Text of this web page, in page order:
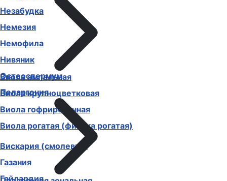
Виола ампельная
Виола крупноцветковая
Виола гофрированная
Виола рогатая (фиалка рогатая)
Вискария (смолевка)
Газания
Гайлардия
Незабудка
Немезия
Немофила
Нивяник
Остеоспермум
Пеларгония